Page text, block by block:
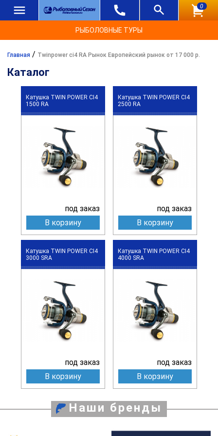
0
РЫБОЛОВНЫЕ ТУРЫ
Главная / Twinpower ci4 RA Рынок Европейский рынок от 17 000 р.
Каталог
Катушка TWIN POWER CI4
1500 RA
под заказ
В корзину
Катушка TWIN POWER CI4
2500 RA
под заказ
В корзину
Катушка TWIN POWER CI4
3000 SRA
под заказ
В корзину
Катушка TWIN POWER CI4
4000 SRA
под заказ
В корзину
Наши бренды